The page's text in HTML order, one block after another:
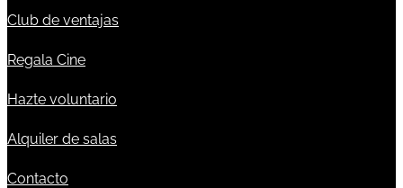
Club de ventajas
Regala Cine
Hazte voluntario
Alquiler de salas
Contacto